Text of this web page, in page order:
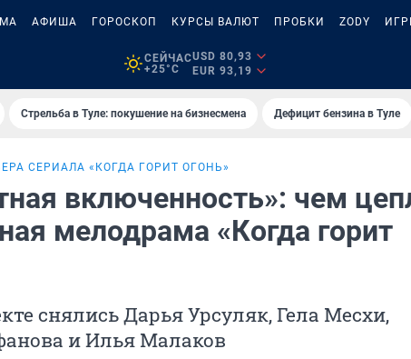
АФИША ГОРОСКОП КУРСЫ ВАЛЮТ ПРОБКИ ZODY
СЕЙЧАС
+25°C
USD 80,93
EUR 93,19
Стрельба в Туле: покушение на бизнесмена Дефицит бензина в Туле
СЕРИАЛА «КОГДА ГОРИТ ОГОНЬ»
включенность»: чем
мелодрама «Когда горит
снялись Дарья Урсуляк, Гела Месхи,
и Илья Малаков